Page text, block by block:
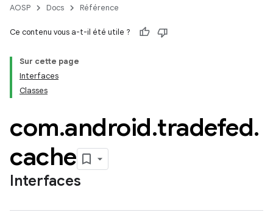
AOSP Docs Référence
Ce contenu vous a-t-il été utile ?
Sur cette page
Interfaces
Classes
com.android.tradefed.
cache
Interfaces